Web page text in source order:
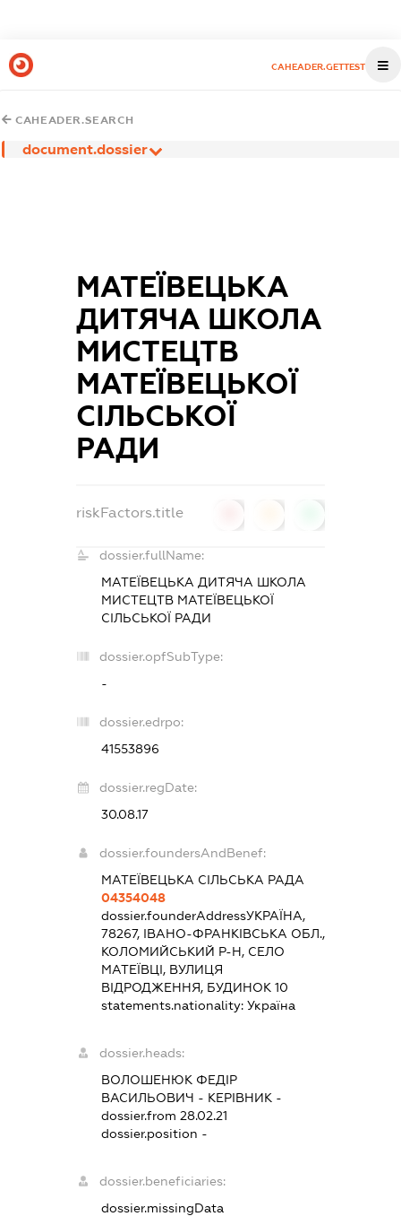
CAHEADER.GETTEST
CAHEADER.SEARCH
document.dossier
МАТЕЇВЕЦЬКА
ДИТЯЧА ШКОЛА
МИСТЕЦТВ
МАТЕЇВЕЦЬКОЇ
СІЛЬСЬКОЇ
РАДИ
riskFactors.title
dossier.fullName:
МАТЕЇВЕЦЬКА ДИТЯЧА ШКОЛА
МИСТЕЦТВ МАТЕЇВЕЦЬКОЇ
СІЛЬСЬКОЇ РАДИ
dossier.opfSubType:
-
dossier.edrpo:
41553896
dossier.regDate:
30.08.17
dossier.foundersAndBenef:
МАТЕЇВЕЦЬКА СІЛЬСЬКА РАДА
04354048
dossier.founderAddressУКРАЇНА,
78267, ІВАНО-ФРАНКІВСЬКА ОБЛ.,
КОЛОМИЙСЬКИЙ Р-Н, СЕЛО
МАТЕЇВЦІ, ВУЛИЦЯ
ВІДРОДЖЕННЯ, БУДИНОК 10
statements.nationality: Україна
dossier.heads:
ВОЛОШЕНЮК ФЕДІР
ВАСИЛЬОВИЧ - КЕРІВНИК -
dossier.from 28.02.21
dossier.position -
dossier.beneficiaries:
dossier.missingData